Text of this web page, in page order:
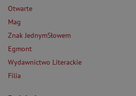
Otwarte
Mag
Znak JednymSłowem
Egmont
Wydawnictwo Literackie
Filia